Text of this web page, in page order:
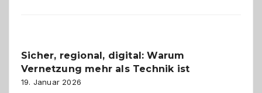
ein
dreifaches
Alaaf!
Sicher, regional, digital: Warum
Vernetzung mehr als Technik ist
19. Januar 2026